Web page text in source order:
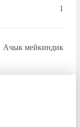
1
Ачык мейкиндик